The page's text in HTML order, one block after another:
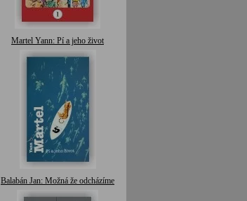
Martel Yann: Pí a jeho život
Balabán Jan: Možná že odcházíme